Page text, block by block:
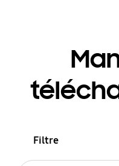
Filtre